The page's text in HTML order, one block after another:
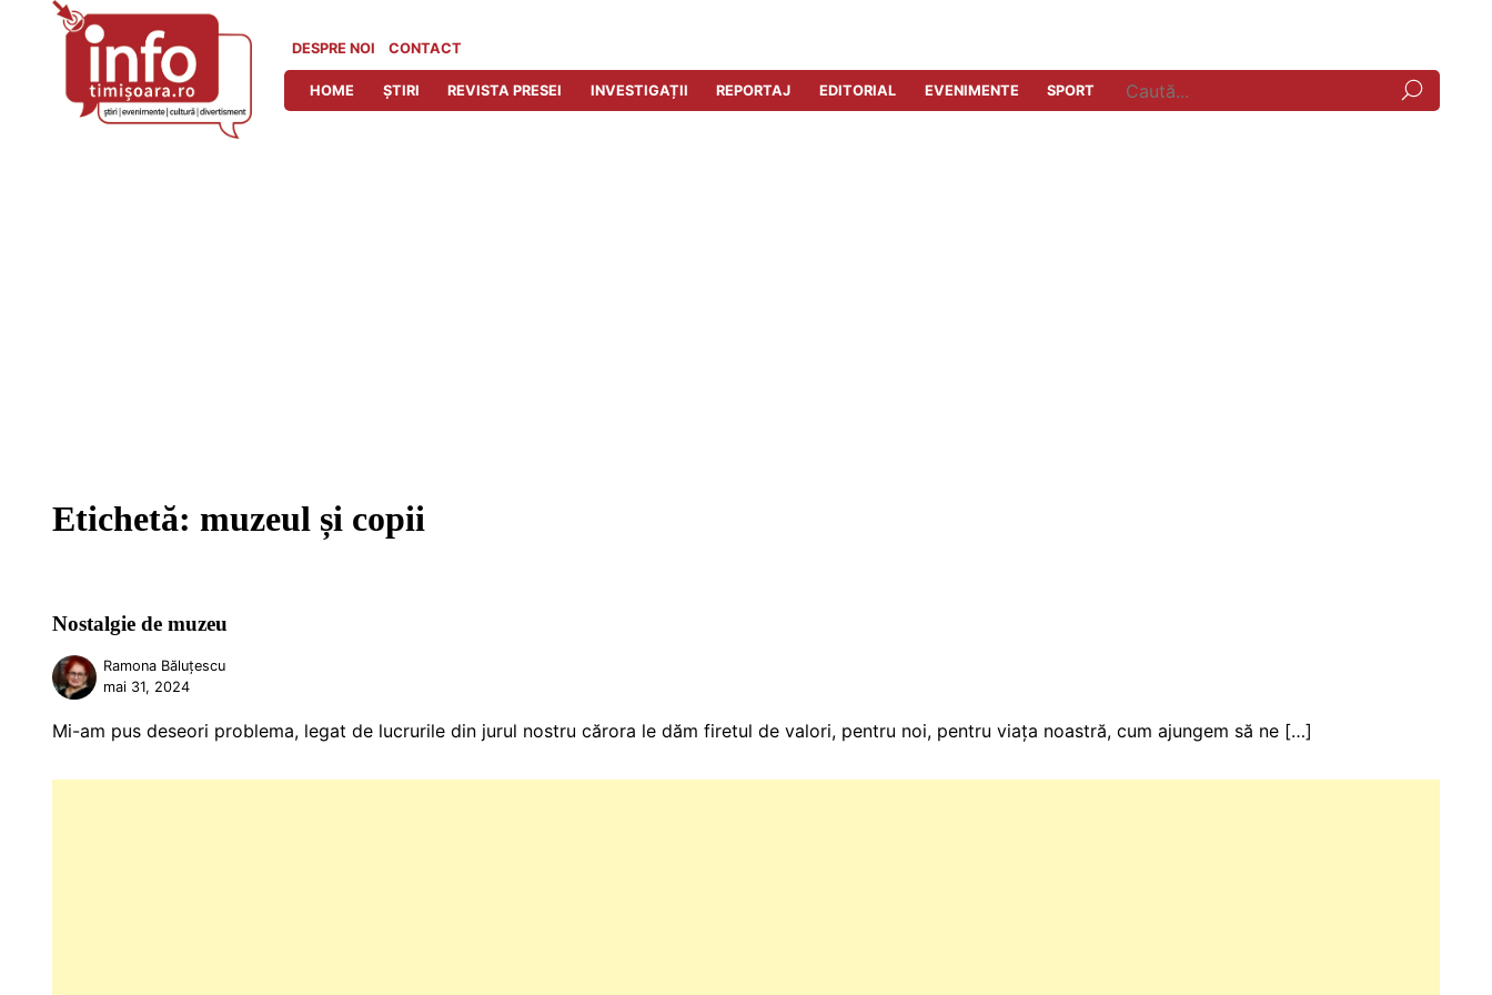
DESPRE NOI CONTACT
HOME ȘTIRI REVISTA PRESEI INVESTIGAȚII REPORTAJ EDITORIAL EVENIMENTE SPORT
Etichetă: muzeul și copii
Nostalgie de muzeu
Ramona Băluțescu
mai 31, 2024
Mi-am pus deseori problema, legat de lucrurile din jurul nostru cărora le dăm firetul de valori, pentru noi, pentru viața noastră, cum ajungem să ne […]